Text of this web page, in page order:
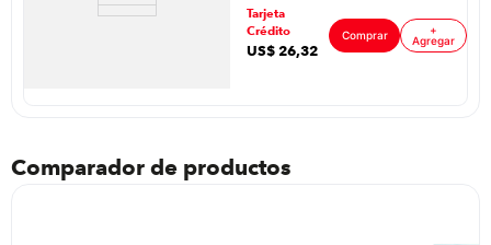
Garantía: 12 MESES
Tarjeta
Crédito
US$ 26,32
Comprar
+
Agregar
Comparador de productos